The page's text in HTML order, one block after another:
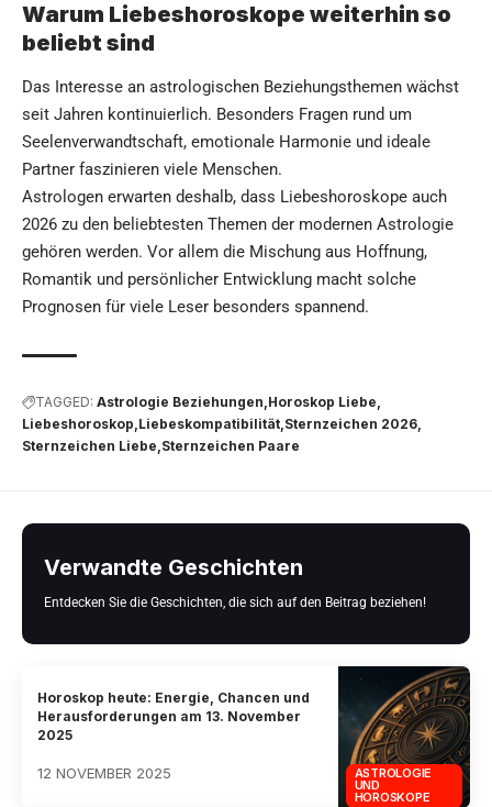
Warum Liebeshoroskope weiterhin so
beliebt sind
Das Interesse an astrologischen Beziehungsthemen wächst
seit Jahren kontinuierlich. Besonders Fragen rund um
Seelenverwandtschaft, emotionale Harmonie und ideale
Partner faszinieren viele Menschen.
Astrologen erwarten deshalb, dass Liebeshoroskope auch
2026 zu den beliebtesten Themen der modernen Astrologie
gehören werden. Vor allem die Mischung aus Hoffnung,
Romantik und persönlicher Entwicklung macht solche
Prognosen für viele Leser besonders spannend.
TAGGED: Astrologie Beziehungen Horoskop Liebe
Liebeshoroskop Liebeskompatibilität Sternzeichen 2026
Sternzeichen Liebe Sternzeichen Paare
Verwandte Geschichten
Entdecken Sie die Geschichten, die sich auf den Beitrag beziehen!
ASTROLOGIE
UND
HOROSKOPE
Horoskop heute: Energie, Chancen und
Herausforderungen am 13. November
2025
12 NOVEMBER 2025